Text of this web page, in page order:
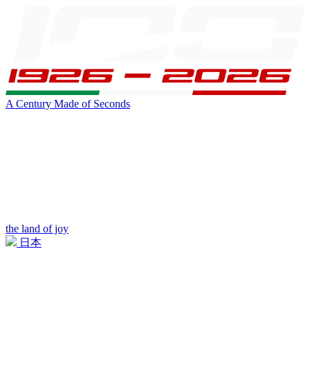
A Century Made of Seconds
the land of joy
日本